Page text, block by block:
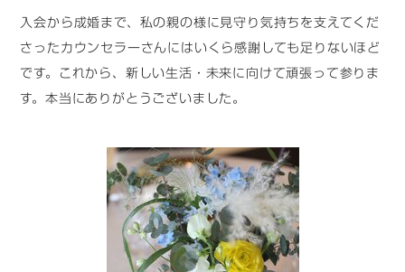
入会から成婚まで、私の親の様に見守り気持ちを支えてくだ
さったカウンセラーさんにはいくら感謝しても足りないほど
です。これから、新しい生活・未来に向けて頑張って参りま
す。本当にありがとうございました。